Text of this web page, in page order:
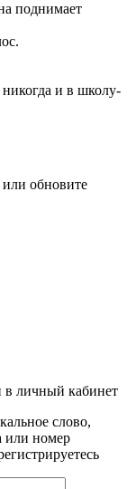
поднимает
и в школу-
обновите
в личный кабинет
слово,
или номер